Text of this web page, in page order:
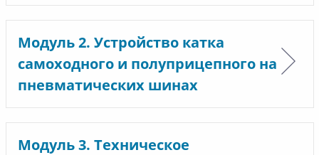
Модуль 2. Устройство катка
самоходного и полуприцепного на
пневматических шинах
Модуль 3. Техническое